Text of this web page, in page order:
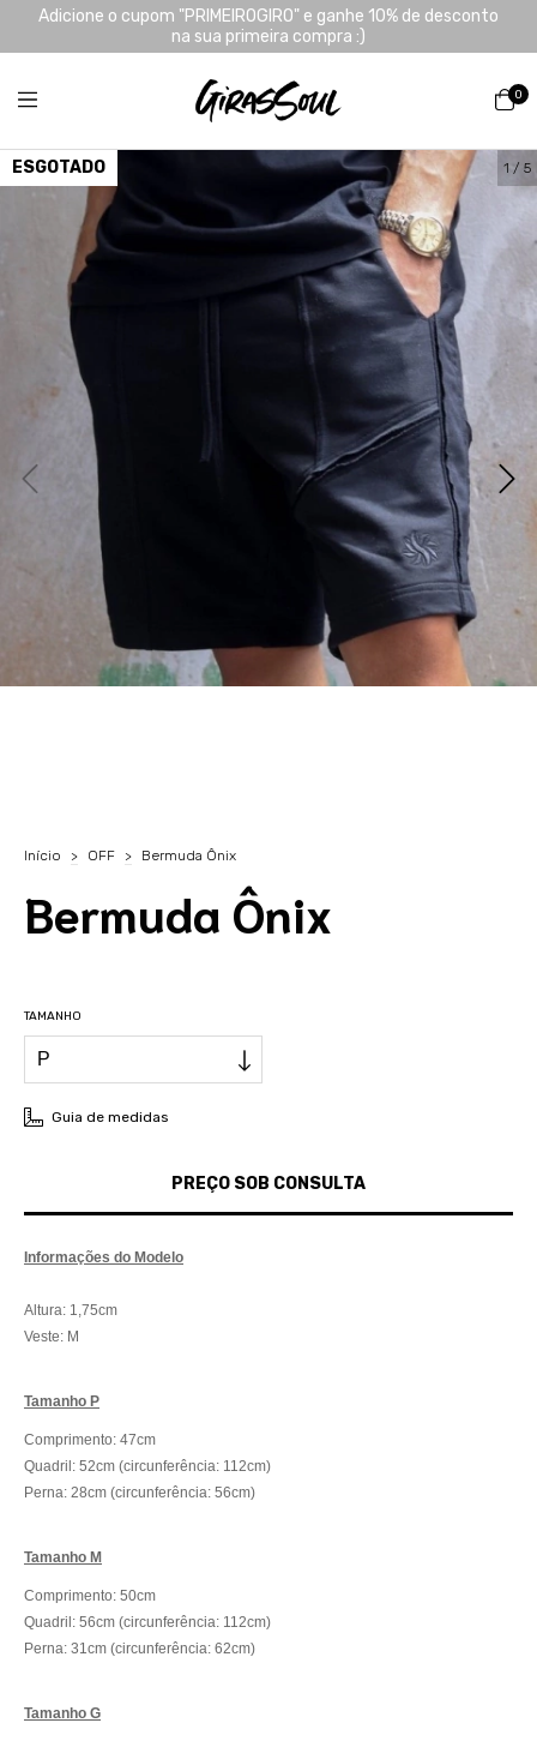
Adicione o cupom "PRIMEIROGIRO" e ganhe 10% de desconto
na sua primeira compra :)
0
ESGOTADO 1 / 5
Início > OFF > Bermuda Ônix
Bermuda Ônix
TAMANHO
Guia de medidas
Informações do Modelo
Altura: 1,75cm
Veste: M
Tamanho P
Comprimento: 47cm
Quadril: 52cm (circunferência: 112cm)
Perna: 28cm (circunferência: 56cm)
Tamanho M
Comprimento: 50cm
Quadril: 56cm (circunferência: 112cm)
​Perna: 31cm (circunferência: 62cm)
Tamanho G